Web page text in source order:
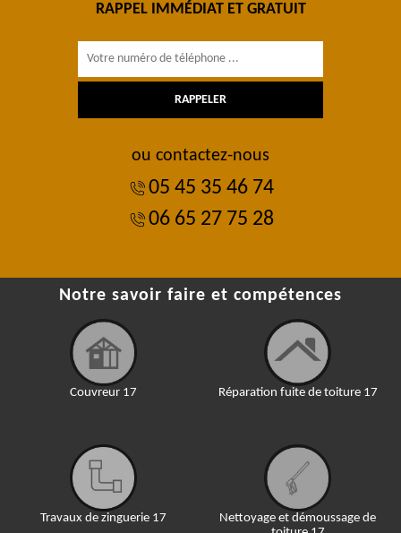
RAPPEL IMMÉDIAT ET GRATUIT
ou contactez-nous
05 45 35 46 74
06 65 27 75 28
Notre savoir faire et compétences
Couvreur 17
Travaux de zinguerie 17
Réparation fuite de toiture 17
Nettoyage et démoussage de